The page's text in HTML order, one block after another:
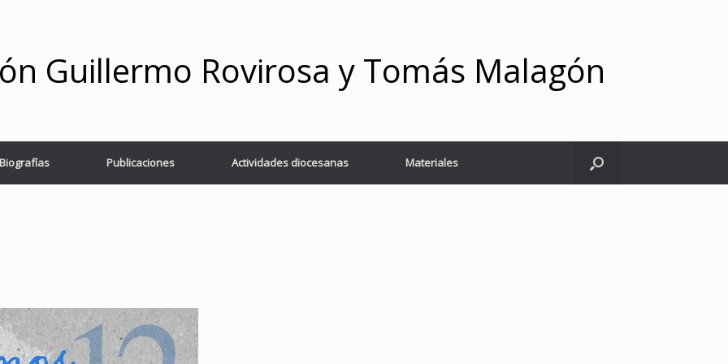
Guillermo Rovirosa y Tomás Malagón
Biografías Publicaciones Actividades diocesanas Materiales